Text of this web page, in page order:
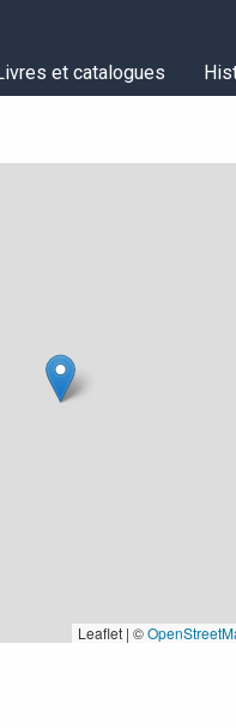
et catalogues
Leaflet | ©